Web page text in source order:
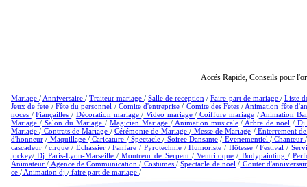
Accés Rapide, Conseils pour
Mariage / Anniversaire / Traiteur mariage / Salle de reception / Faire-part de mariage / Liste
Jeux de fete / Fête du personnel / Comite d'entreprise/ Comite des Fetes/ Animation fête
noces /Fiançailles/ Décoration mariage/ Video mariage/ Coiffure mariage/Animation
Mariage /Salon du Mariage / Magicien Mariage /Animation musicale/ Arbre de noel /
Mariage/ Contrats de Mariage /Cérémonie de Mariage/ Messe de Mariage /Enterrement
d'honneur / Maquillage /Caricature /Spectacle/ Soiree Dansante/ Evenementiel /Chanteur/
cascadeur /cirque/ Echassier /Fanfare / Pyrotechnie /Humoriste / Hôtesse /Festival/
jockey/ Dj Paris-Lyon-Marseille /Montreur de Serpent /Ventriloque / Bodypainting /
Animateur/ Agence de Communication/ Costumes/Spectacle de noel / Gouter
ce / Animation dj / faire part de mariage /